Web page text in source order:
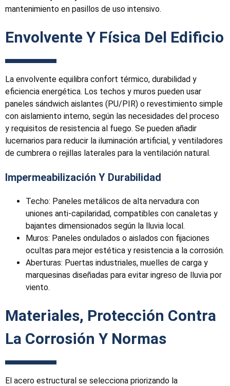
mantenimiento en pasillos de uso intensivo.
Envolvente Y Física Del Edificio
La envolvente equilibra confort térmico, durabilidad y
eficiencia energética. Los techos y muros pueden usar
paneles sándwich aislantes (PU/PIR) o revestimiento simple
con aislamiento interno, según las necesidades del proceso
y requisitos de resistencia al fuego. Se pueden añadir
lucernarios para reducir la iluminación artificial, y ventiladores
de cumbrera o rejillas laterales para la ventilación natural.
Impermeabilización Y Durabilidad
Techo: Paneles metálicos de alta nervadura con
uniones anti-capilaridad, compatibles con canaletas y
bajantes dimensionados según la lluvia local.
Muros: Paneles ondulados o aislados con fijaciones
ocultas para mejor estética y resistencia a la corrosión.
Aberturas: Puertas industriales, muelles de carga y
marquesinas diseñadas para evitar ingreso de lluvia por
viento.
Materiales, Protección Contra
La Corrosión Y Normas
El acero estructural se selecciona priorizando la